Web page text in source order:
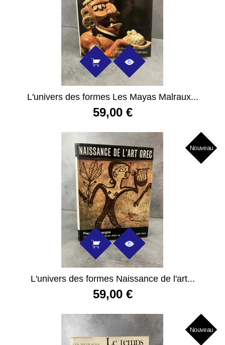
L'univers des formes Les Mayas Malraux...
59,00 €
Nouveau
L'univers des formes Naissance de l'art...
59,00 €
Nouveau